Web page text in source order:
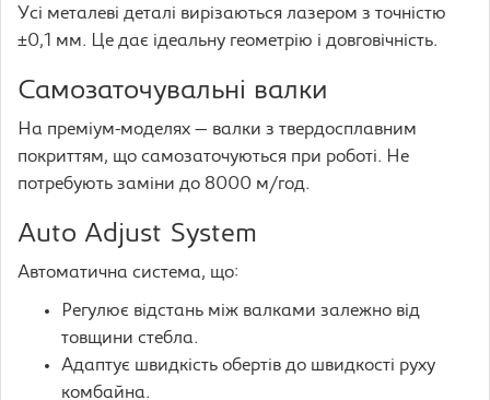
Усі металеві деталі вирізаються лазером з точністю
±0,1 мм. Це дає ідеальну геометрію і довговічність.
Самозаточувальні валки
На преміум-моделях — валки з твердосплавним
покриттям, що самозаточуються при роботі. Не
потребують заміни до 8000 м/год.
Auto Adjust System
Автоматична система, що:
Регулює відстань між валками залежно від
товщини стебла.
Адаптує швидкість обертів до швидкості руху
комбайна.